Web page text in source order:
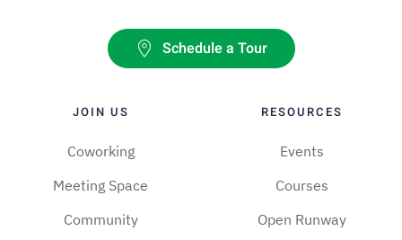
Schedule a Tour
JOIN US
Coworking
Meeting Space
Community
RESOURCES
Events
Courses
Open Runway